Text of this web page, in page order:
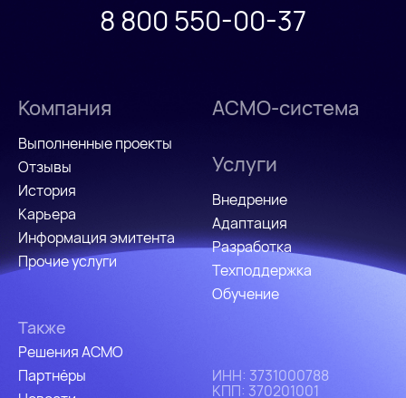
8 800 550-00-37
ИHH: 3731000788
КПП: 370201001
Компания
Выполненные проекты
Отзывы
История
Карьера
Информация эмитента
Прочие услуги
Услуги
Внедрение
Адаптация
Разработка
Техподдержка
Обучение
АСМО-система
Также
Решения АСМО
Партнёры